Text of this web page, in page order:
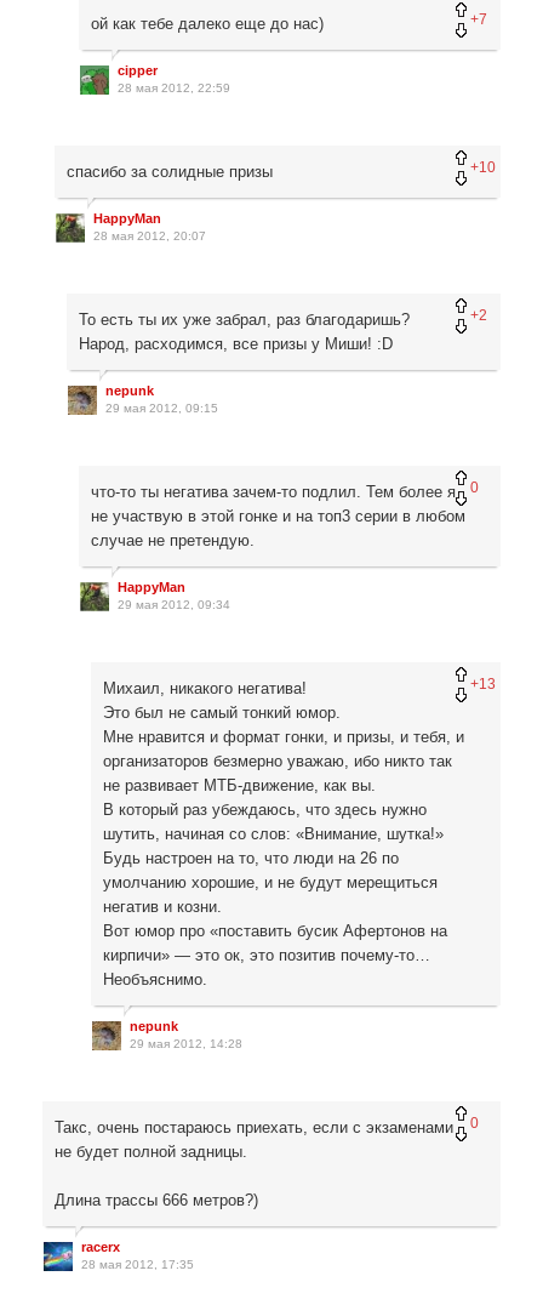
+7
ой как тебе далеко еще до нас)
cipper
28 мая 2012, 22:59
+10
спасибо за солидные призы
HappyMan
28 мая 2012, 20:07
+2
То есть ты их уже забрал, раз благодаришь?
Народ, расходимся, все призы у Миши! :D
nepunk
29 мая 2012, 09:15
0
что-то ты негатива зачем-то подлил. Тем более я
не участвую в этой гонке и на топ3 серии в любом
случае не претендую.
HappyMan
29 мая 2012, 09:34
+13
Михаил, никакого негатива!
Это был не самый тонкий юмор.
Мне нравится и формат гонки, и призы, и тебя, и
организаторов безмерно уважаю, ибо никто так
не развивает МТБ-движение, как вы.
В который раз убеждаюсь, что здесь нужно
шутить, начиная со слов: «Внимание, шутка!»
Будь настроен на то, что люди на 26 по
умолчанию хорошие, и не будут мерещиться
негатив и козни.
Вот юмор про «поставить бусик Афертонов на
кирпичи» — это ок, это позитив почему-то…
Необъяснимо.
nepunk
29 мая 2012, 14:28
0
Такс, очень постараюсь приехать, если с экзаменами
не будет полной задницы.
Длина трассы 666 метров?)
racerx
28 мая 2012, 17:35